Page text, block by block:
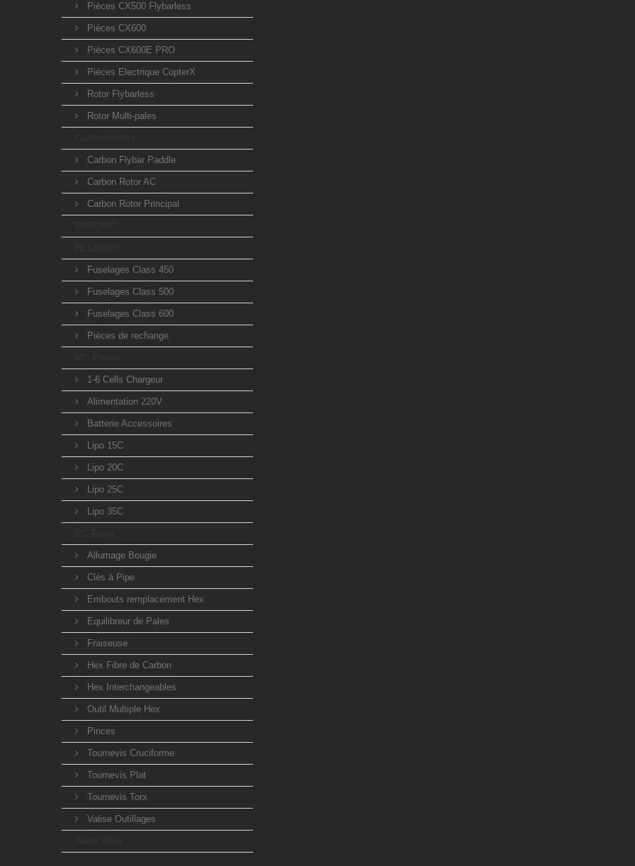
Pièces CX500 Flybarless
Pièces CX600
Pièces CX600E PRO
Pièces Electrique CopterX
Rotor Flybarless
Rotor Multi-pales
Carbon Flybar Paddle
Carbon Rotor AC
Carbon Rotor Principal
Fuselages Class 450
Fuselages Class 500
Fuselages Class 600
Pièces de rechange
1-6 Cells Chargeur
Alimentation 220V
Batterie Accessoires
Lipo 15C
Lipo 20C
Lipo 25C
Lipo 35C
Allumage Bougie
Clés à Pipe
Embouts remplacement Hex
Equilibreur de Pales
Fraiseuse
Hex Fibre de Carbon
Hex Interchangeables
Outil Multiple Hex
Pinces
Tournevis Cruciforme
Tournevis Plat
Tournevis Torx
Valise Outillages